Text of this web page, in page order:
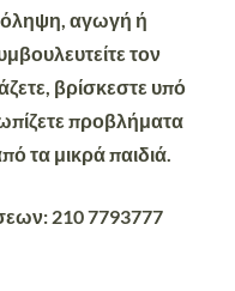
αγωγή ή
τον
βρίσκεστε υπό
προβλήματα
τα μικρά παιδιά.
210 7793777